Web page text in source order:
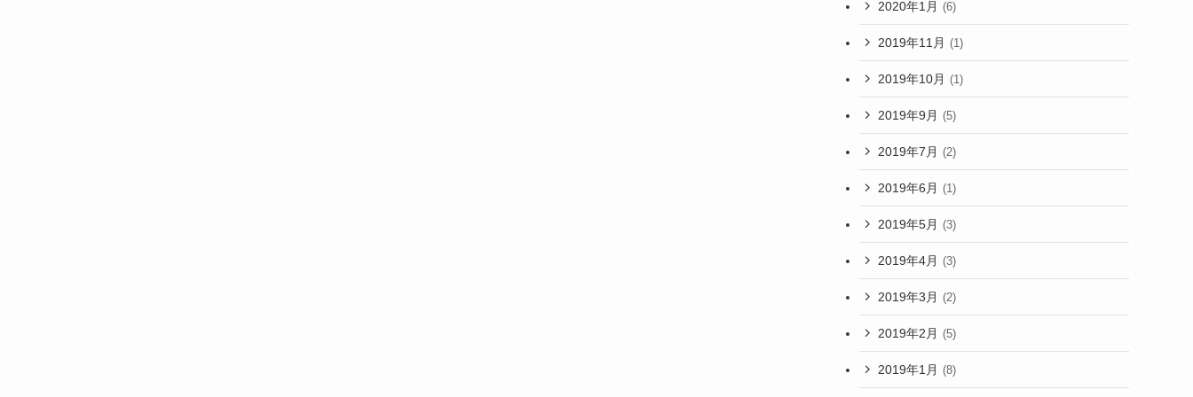
2020年1月 (6)
2019年11月 (1)
2019年10月 (1)
2019年9月 (5)
2019年7月 (2)
2019年6月 (1)
2019年5月 (3)
2019年4月 (3)
2019年3月 (2)
2019年2月 (5)
2019年1月 (8)